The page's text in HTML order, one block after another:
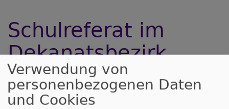
Schulreferat im
Dekanatsbezirk
Coburg
Verwendung von
personenbezogenen Daten
und Cookies